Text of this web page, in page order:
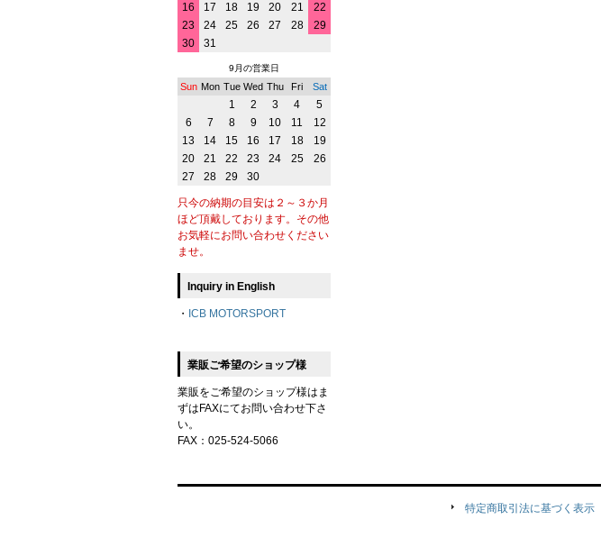
16
17 18 19 20 21
22
23
24 25 26 27 28
29
30
31
9月の営業日
Sun Mon Tue Wed Thu Fri Sat
1 2 3 4
5
6
7 8 9 10 11
12
13
14 15 16 17 18
19
20
21 22 23 24 25
26
27
28 29 30
只今の納期の目安は２～３か月
ほど頂戴しております。その他
お気軽にお問い合わせください
ませ。
Inquiry in English
・ ICB MOTORSPORT
業販ご希望のショップ様
業販をご希望のショップ様はま
ずはFAXにてお問い合わせ下さ
い。
FAX：025-524-5066
特定商取引法に基づく表示